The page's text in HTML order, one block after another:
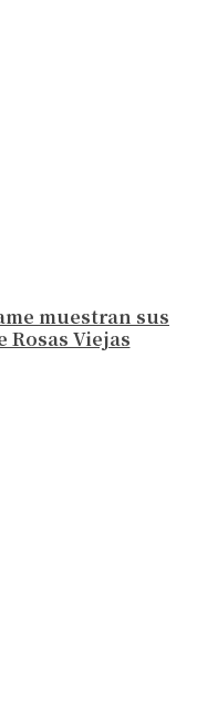
muestran sus
Rosas Viejas